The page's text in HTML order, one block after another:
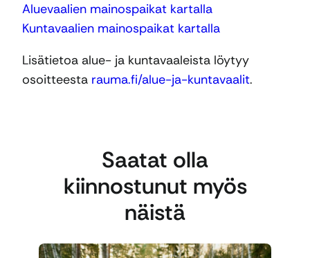
Aluevaalien mainospaikat kartalla
Kuntavaalien mainospaikat kartalla
Lisätietoa alue- ja kuntavaaleista löytyy
osoitteesta rauma.fi/alue-ja-kuntavaalit.
Saatat olla
kiinnostunut myös
näistä